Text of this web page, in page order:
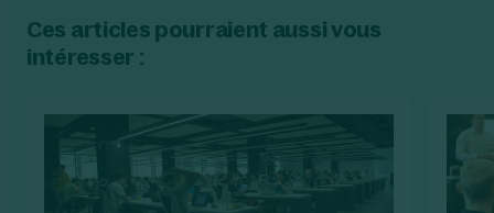
Ces articles pourraient aussi vous
intéresser :